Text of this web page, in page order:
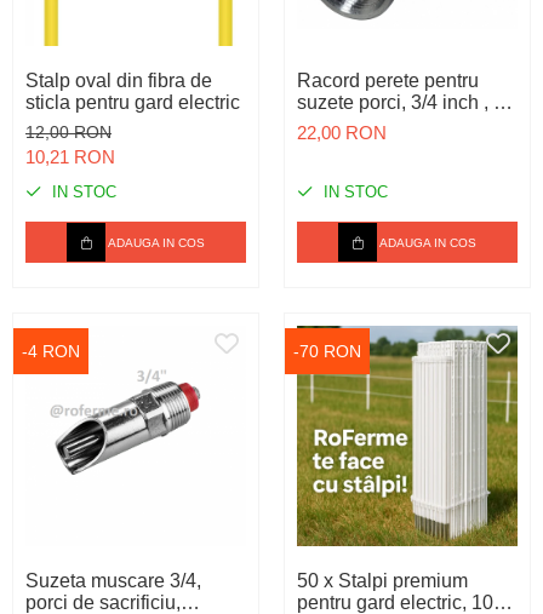
Stalp oval din fibra de
sticla pentru gard electric
12,00 RON
10,21 RON
IN STOC
ADAUGA IN COS
Racord perete pentru
suzete porci, 3/4 inch , 30
grade
22,00 RON
IN STOC
ADAUGA IN COS
-4 RON
Suzeta muscare 3/4,
porci de sacrificiu,
-70 RON
50 x Stalpi premium
pentru gard electric, 105